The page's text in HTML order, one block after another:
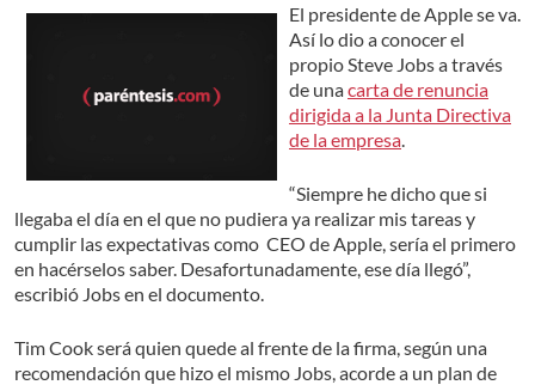
El presidente de Apple se va.
Así lo dio a conocer el
propio Steve Jobs a través
de unacarta de renuncia
dirigida a la Junta Directiva
de la empresa
“Siempre he dicho que si
llegaba el día en el que no pudiera ya realizar mis tareas y
cumplir las expectativas como CEO de Apple, sería el primero
en hacérselos saber. Desafortunadamente, ese día llegó”,
escribió Jobs en el documento.
Tim Cook será quien quede al frente de la firma, según una
recomendación que hizo el mismo Jobs, acorde a un plan de